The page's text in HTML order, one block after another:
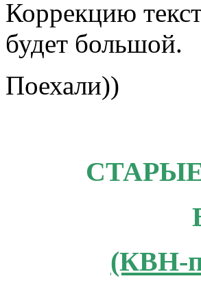
Коррекцию
будет большой.
Поехали))
(КВН-